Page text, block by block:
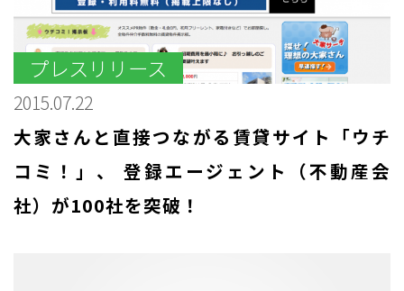
プレスリリース
2015.07.22
大家さんと直接つながる賃貸サイト「ウチ
コミ！」、 登録エージェント（不動産会
社）が100社を突破！